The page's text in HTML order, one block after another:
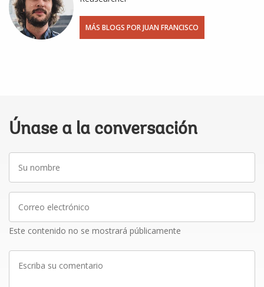
MÁS BLOGS POR JUAN FRANCISCO
Únase a la conversación
Su
nombre
Correo
electrónico
Este contenido no se mostrará públicamente
Escriba